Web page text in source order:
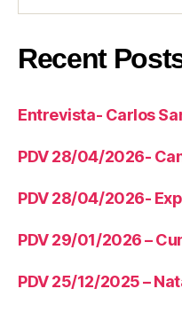
Recent
Entrevista- Carlos
PDV 28/04/2026-
PDV 28/04/2026-
PDV 29/01/2026 –
PDV 25/12/2025 –